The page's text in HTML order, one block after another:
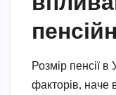
Розмір пенсії в
факторів, наче